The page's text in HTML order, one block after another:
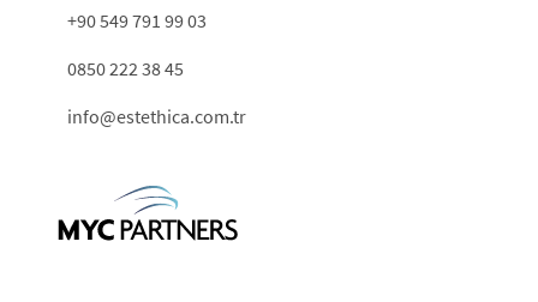
+90 549 791 99 03
0850 222 38 45
info@estethica.com.tr